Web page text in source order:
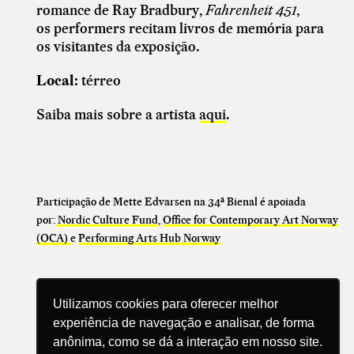
Utilizamos cookies para oferecer melhor
experiência de navegação e analisar, de forma
anônima, como se dá a interação em nosso site.
romance de Ray Bradbury,Fahrenheit 451,
os performers recitam livros de memória para
os visitantes da exposição.
Local: térreo
Saiba mais sobre a artistaaqui.
Participação de Mette Edvarsen na 34ª Bienal é apoiada
por:Nordic Culture Fund,Office for Contemporary Art Norway
(OCA) ePerforming Arts Hub Norway